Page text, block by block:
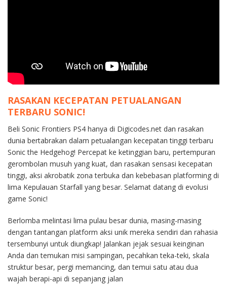
RASAKAN KECEPATAN PETUALANGAN
TERBARU SONIC!
Beli Sonic Frontiers PS4 hanya di Digicodes.net dan rasakan
dunia bertabrakan dalam petualangan kecepatan tinggi terbaru
Sonic the Hedgehog! Percepat ke ketinggian baru, pertempuran
gerombolan musuh yang kuat, dan rasakan sensasi kecepatan
tinggi, aksi akrobatik zona terbuka dan kebebasan platforming di
lima Kepulauan Starfall yang besar. Selamat datang di evolusi
game Sonic!
Berlomba melintasi lima pulau besar dunia, masing-masing
dengan tantangan platform aksi unik mereka sendiri dan rahasia
tersembunyi untuk diungkap! Jalankan jejak sesuai keinginan
Anda dan temukan misi sampingan, pecahkan teka-teki, skala
struktur besar, pergi memancing, dan temui satu atau dua
wajah berapi-api di sepanjang jalan